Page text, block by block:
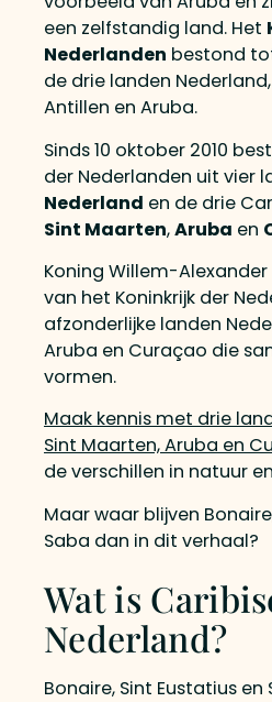
een zelfstandig land. Het
Nederlanden bestond
de drie landen
Antillen en Aruba.
Sinds 10 oktober 2010
der Nederlanden uit vier
Nederland en de drie
Sint Maarten,Aruba en
Koning Willem-
van het Koninkrijk der
afzonderlijke landen
Aruba en Curaçao die
vormen.
Maak kennis met drie
Sint Maarten, Aruba en
de verschillen in natuur
Maar waar blijven
Saba dan in dit verhaal?
Wat is
Nederland?
Bonaire, Sint Eustatius en